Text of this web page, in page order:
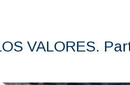
VALORES.